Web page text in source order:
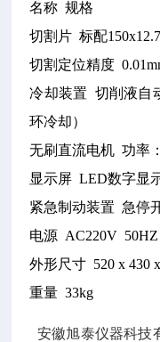
名称 规格
切割片 标配
切割定位精度
冷却装置 切削液自
环冷却）
无刷直流电机 功率
显示屏 LED数字显
紧急制动装置 急停
电源 AC220V 50HZ
外形尺寸 520 x 430
重量 33kg
安徽旭泰仪器科技